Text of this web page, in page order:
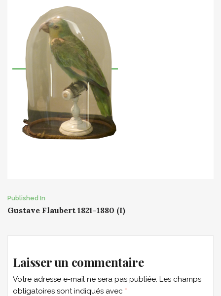
Post
Published In
Gustave Flaubert 1821-1880 (I)
Laisser un commentaire
Votre adresse e-mail ne sera pas publiée. Les champs
obligatoires sont indiqués avec *